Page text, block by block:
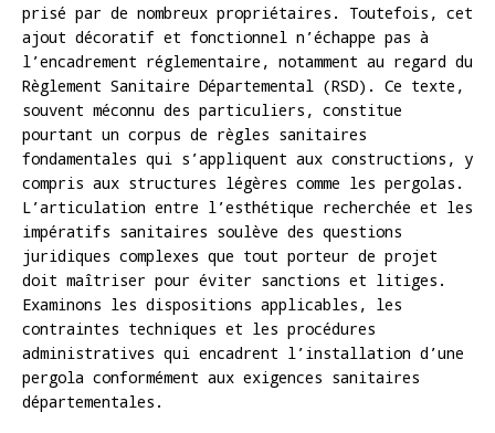
prisé par de nombreux propriétaires. Toutefois, cet
ajout décoratif et fonctionnel n’échappe pas à
l’encadrement réglementaire, notamment au regard du
Règlement Sanitaire Départemental (RSD). Ce texte,
souvent méconnu des particuliers, constitue
pourtant un corpus de règles sanitaires
fondamentales qui s’appliquent aux constructions, y
compris aux structures légères comme les pergolas.
L’articulation entre l’esthétique recherchée et les
impératifs sanitaires soulève des questions
juridiques complexes que tout porteur de projet
doit maîtriser pour éviter sanctions et litiges.
Examinons les dispositions applicables, les
contraintes techniques et les procédures
administratives qui encadrent l’installation d’une
pergola conformément aux exigences sanitaires
départementales.